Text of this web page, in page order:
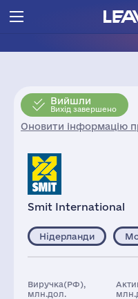
Вийшли
Вихід завершено
Оновити інформацію
Smit International
Нідерланди
Виручка(РФ),
млн.дол.